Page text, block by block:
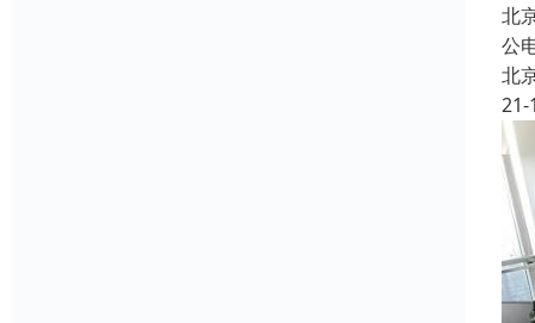
北
公
北
21-